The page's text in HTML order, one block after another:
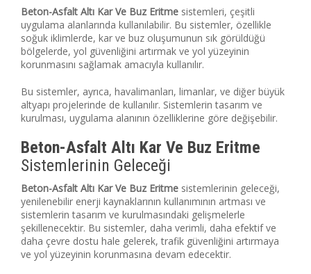
Beton-Asfalt Altı Kar Ve Buz Eritme sistemleri, çeşitli
uygulama alanlarında kullanılabilir. Bu sistemler, özellikle
soğuk iklimlerde, kar ve buz oluşumunun sık görüldüğü
bölgelerde, yol güvenliğini artırmak ve yol yüzeyinin
korunmasını sağlamak amacıyla kullanılır.
Bu sistemler, ayrıca, havalimanları, limanlar, ve diğer büyük
altyapı projelerinde de kullanılır. Sistemlerin tasarım ve
kurulması, uygulama alanının özelliklerine göre değişebilir.
Beton-Asfalt Altı Kar Ve Buz Eritme
Sistemlerinin Geleceği
Beton-Asfalt Altı Kar Ve Buz Eritme sistemlerinin geleceği,
yenilenebilir enerji kaynaklarının kullanımının artması ve
sistemlerin tasarım ve kurulmasındaki gelişmelerle
şekillenecektir. Bu sistemler, daha verimli, daha efektif ve
daha çevre dostu hale gelerek, trafik güvenliğini artırmaya
ve yol yüzeyinin korunmasına devam edecektir.